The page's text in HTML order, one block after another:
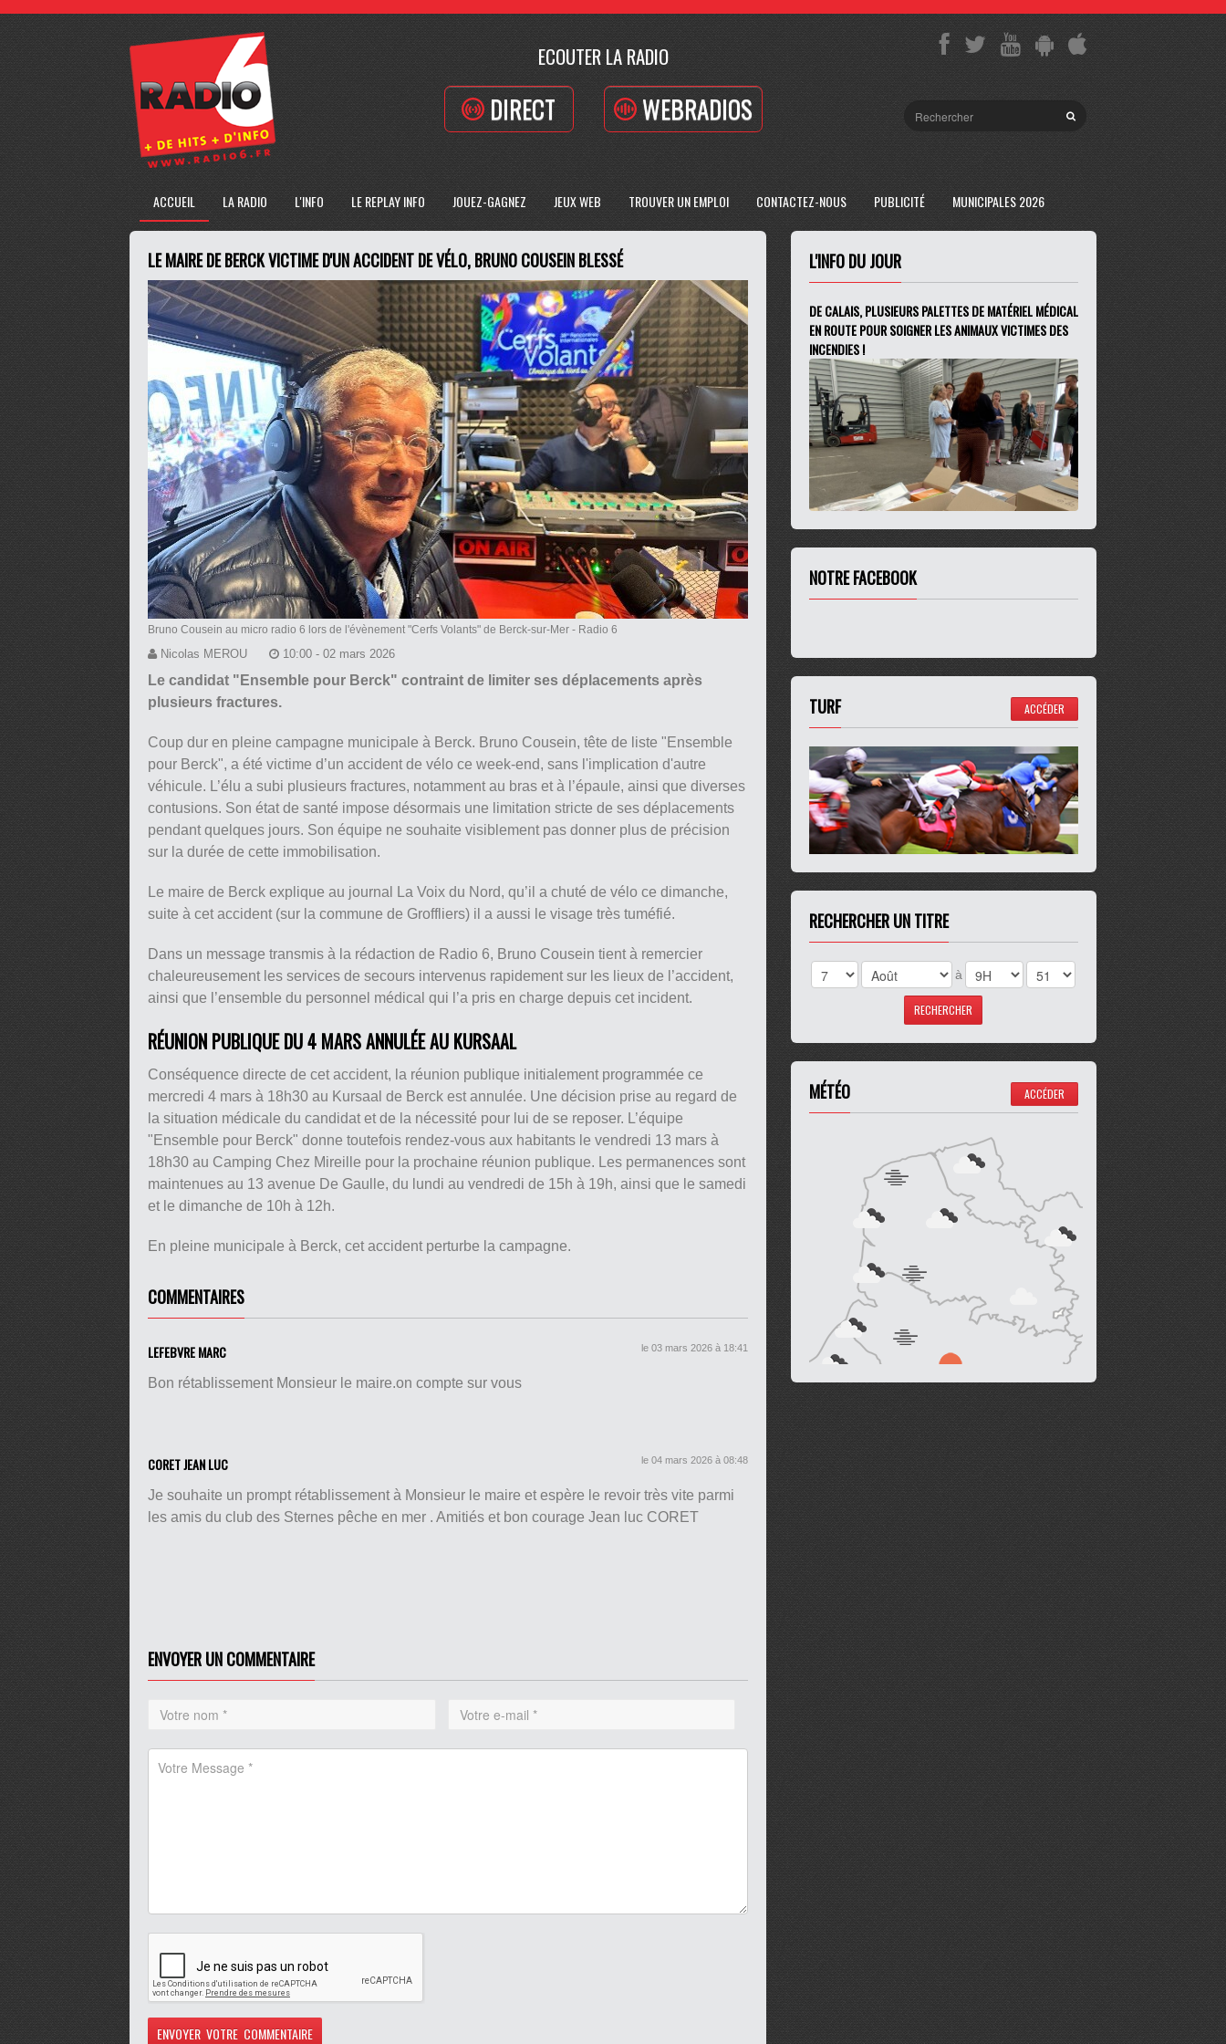
ECOUTER LA RADIO
DIRECT WEBRADIOS
ACCUEIL LA RADIO L'INFO LE REPLAY INFO JOUEZ-GAGNEZ JEUX WEB TROUVER UN EMPLOI CONTACTEZ-NOUS PUBLICITÉ MUNICIPALES 2026
LE MAIRE DE BERCK VICTIME D'UN ACCIDENT DE VÉLO, BRUNO COUSEIN BLESSÉ
Bruno Cousein au micro radio 6 lors de l'évènement "Cerfs Volants" de Berck-sur-Mer - Radio 6
Nicolas MEROU 10:00 - 02 mars 2026
Le candidat "Ensemble pour Berck" contraint de limiter ses déplacements après
plusieurs fractures.
Coup dur en pleine campagne municipale à Berck. Bruno Cousein, tête de liste "Ensemble
pour Berck", a été victime d’un accident de vélo ce week-end, sans l'implication d'autre
véhicule. L’élu a subi plusieurs fractures, notamment au bras et à l’épaule, ainsi que diverses
contusions. Son état de santé impose désormais une limitation stricte de ses déplacements
pendant quelques jours. Son équipe ne souhaite visiblement pas donner plus de précision
sur la durée de cette immobilisation.
Le maire de Berck explique au journal La Voix du Nord, qu’il a chuté de vélo ce dimanche,
suite à cet accident (sur la commune de Groffliers) il a aussi le visage très tuméfié.
Dans un message transmis à la rédaction de Radio 6, Bruno Cousein tient à remercier
chaleureusement les services de secours intervenus rapidement sur les lieux de l’accident,
ainsi que l’ensemble du personnel médical qui l’a pris en charge depuis cet incident.
RÉUNION PUBLIQUE DU 4 MARS ANNULÉE AU KURSAAL
Conséquence directe de cet accident, la réunion publique initialement programmée ce
mercredi 4 mars à 18h30 au Kursaal de Berck est annulée. Une décision prise au regard de
la situation médicale du candidat et de la nécessité pour lui de se reposer. L’équipe
"Ensemble pour Berck" donne toutefois rendez-vous aux habitants le vendredi 13 mars à
18h30 au Camping Chez Mireille pour la prochaine réunion publique. Les permanences sont
maintenues au 13 avenue De Gaulle, du lundi au vendredi de 15h à 19h, ainsi que le samedi
et le dimanche de 10h à 12h.
En pleine municipale à Berck, cet accident perturbe la campagne.
COMMENTAIRES
LEFEBVRE MARC le 03 mars 2026 à 18:41
Bon rétablissement Monsieur le maire.on compte sur vous
CORET JEAN LUC le 04 mars 2026 à 08:48
Je souhaite un prompt rétablissement à Monsieur le maire et espère le revoir très vite parmi
les amis du club des Sternes pêche en mer . Amitiés et bon courage Jean luc CORET
ENVOYER UN COMMENTAIRE
L'INFO DU JOUR
DE CALAIS, PLUSIEURS PALETTES DE MATÉRIEL MÉDICAL
EN ROUTE POUR SOIGNER LES ANIMAUX VICTIMES DES
INCENDIES !
NOTRE FACEBOOK
TURF ACCÉDER
RECHERCHER UN TITRE
à
MÉTÉO ACCÉDER